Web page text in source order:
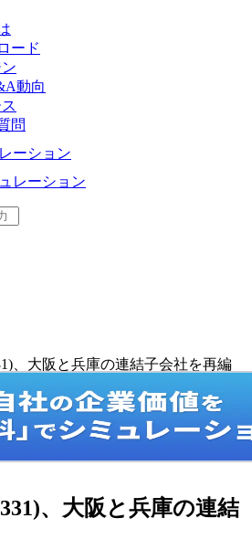
ード
動向
問
、大阪と兵庫の連結子会社を再編
、大阪と兵庫の連結